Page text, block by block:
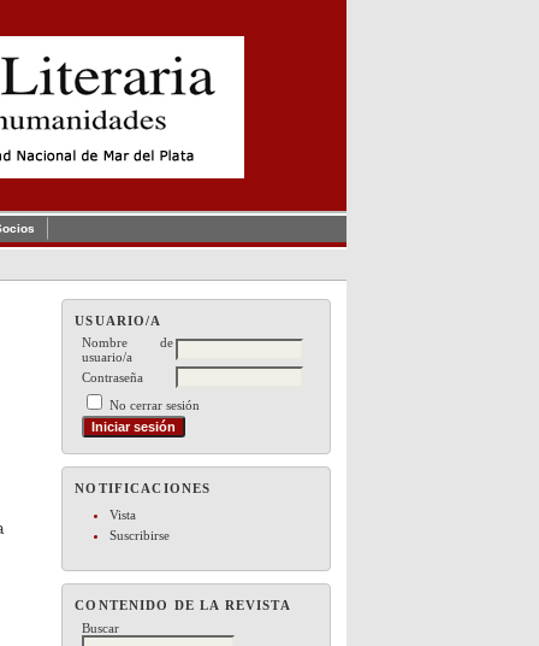
USUARIO/A
Nombre de
usuario/a
Contraseña
No cerrar sesión
NOTIFICACIONES
Vista
Suscribirse
CONTENIDO DE LA REVISTA
Buscar